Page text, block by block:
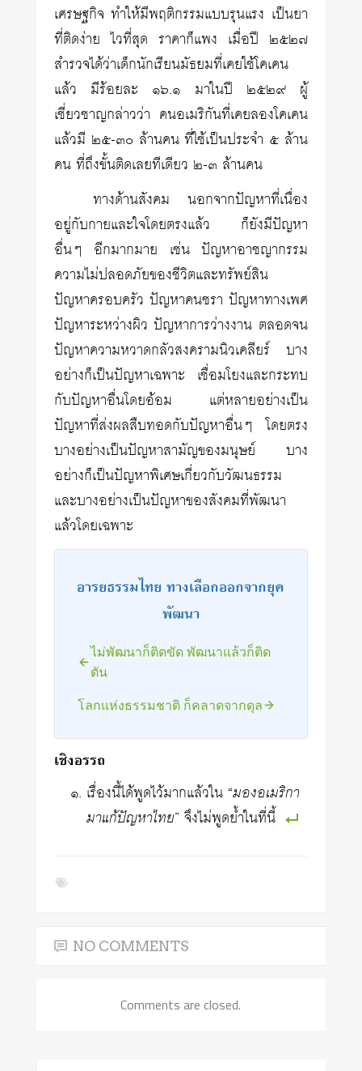
เศรษฐกิจ ทำให้มีพฤติกรรมแบบรุนแรง เป็นยา
ที่ติดง่าย ไวที่สุด ราคาก็แพง เมื่อปี ๒๕๒๗
สำรวจได้ว่าเด็กนักเรียนมัธยมที่เคยใช้โคเคน
แล้ว มีร้อยละ ๑๖.๑ มาในปี ๒๕๒๙ ผู้
เชี่ยวชาญกล่าวว่า คนอเมริกันที่เคยลองโคเคน
แล้วมี ๒๕-๓๐ ล้านคน ที่ใช้เป็นประจำ ๕ ล้าน
คน ที่ถึงขั้นติดเลยทีเดียว ๒-๓ ล้านคน
ทางด้านสังคม นอกจากปัญหาที่เนื่อง
อยู่กับกายและใจโดยตรงแล้ว ก็ยังมีปัญหา
อื่นๆ อีกมากมาย เช่น ปัญหาอาชญากรรม
ความไม่ปลอดภัยของชีวิตและทรัพย์สิน
ปัญหาครอบครัว ปัญหาคนชรา ปัญหาทางเพศ
ปัญหาระหว่างผิว ปัญหาการว่างงาน ตลอดจน
ปัญหาความหวาดกลัวสงครามนิวเคลียร์ บาง
อย่างก็เป็นปัญหาเฉพาะ เชื่อมโยงและกระทบ
กับปัญหาอื่นโดยอ้อม แต่หลายอย่างเป็น
ปัญหาที่ส่งผลสืบทอดกับปัญหาอื่นๆ โดยตรง
บางอย่างเป็นปัญหาสามัญของมนุษย์ บาง
อย่างก็เป็นปัญหาพิเศษเกี่ยวกับวัฒนธรรม
และบางอย่างเป็นปัญหาของสังคมที่พัฒนา
แล้วโดยเฉพาะ
อารยธรรมไทย ทางเลือกออกจากยุค
พัฒนา
ไม่พัฒนาก็ติดขัด พัฒนาแล้วก็ติด
ตัน
โลกแห่งธรรมชาติ ก็คลาดจากดุล
เชิงอรรถ
เรื่องนี้ได้พูดไว้มากแล้วใน “มองอเมริกา
มาแก้ปัญหาไทย” จึงไม่พูดย้ำในที่นี้
NO COMMENTS
Comments are closed.